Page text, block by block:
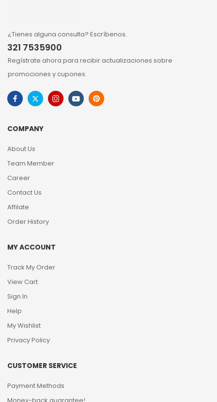
¿Tienes alguna consulta? Escríbenos.
321 7535900
Regístrate ahora para recibir actualizaciones sobre
promociones y cupones.
COMPANY
About Us
Team Member
Career
Contact Us
Affilate
Order History
MY ACCOUNT
Track My Order
View Cart
Sign In
Help
My Wishlist
Privacy Policy
CUSTOMER SERVICE
Payment Methods